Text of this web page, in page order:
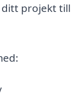
ditt projekt till